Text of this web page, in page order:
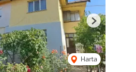
Harta
Next